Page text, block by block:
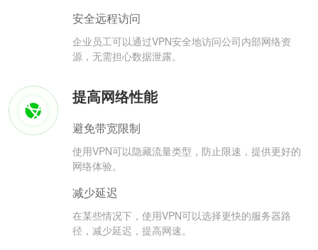
安全远程访问
企业员工可以通过VPN安全地访问公司内部网络资
源，无需担心数据泄露。
提高网络性能
避免带宽限制
使用VPN可以隐藏流量类型，防止限速，提供更好的
网络体验。
减少延迟
在某些情况下，使用VPN可以选择更快的服务器路
径，减少延迟，提高网速。